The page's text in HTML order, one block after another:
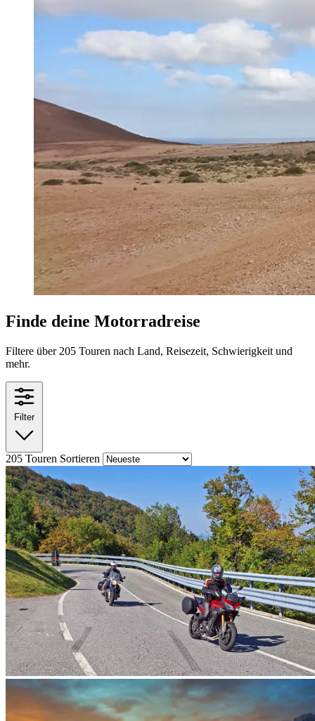
Finde deine Motorradreise
Filtere über 205 Touren nach Land, Reisezeit, Schwierigkeit und
mehr.
Filter
205 Touren Sortieren